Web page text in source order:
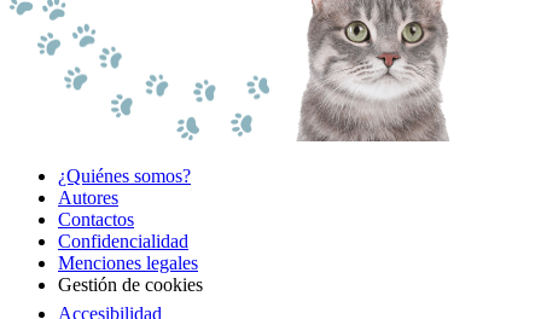
¿Quiénes somos?
Autores
Contactos
Confidencialidad
Menciones legales
Gestión de cookies
Accesibilidad